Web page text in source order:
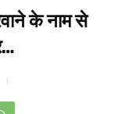
के नाम से